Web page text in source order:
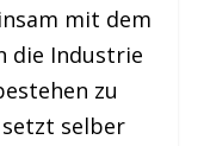
mit dem
die Industrie
zu
selber